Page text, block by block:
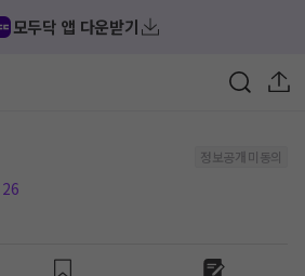
모두닥 앱 다운받기
정보공개 미동의
26